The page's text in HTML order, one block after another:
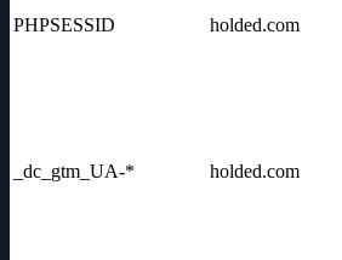
PHPSESSID holded.com
_dc_gtm_UA-* holded.com